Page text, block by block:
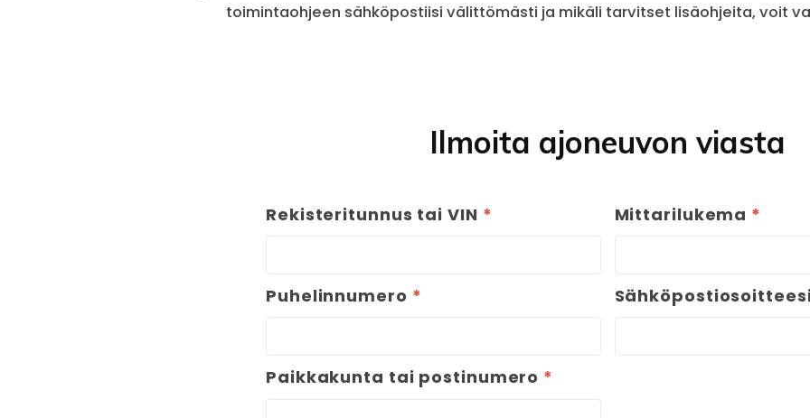
toimintaohjeen sähköpostiisi välittömästi ja mikäli tarvitset lisäohjeita, voit
Ilmoita ajoneuvon viasta
Rekisteritunnus tai VIN *
Puhelinnumero *
Paikkakunta tai postinumero *
Mittarilukema *